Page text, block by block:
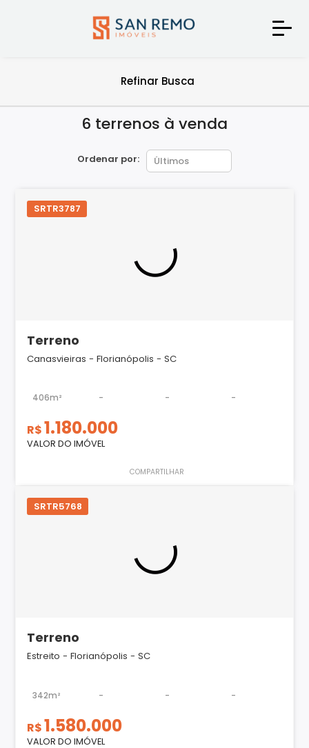
Refinar Busca
6 terrenos à venda
Ordenar por:
SRTR3787
Terreno
Canasvieiras - Florianópolis - SC
406m² - - -
R$1.180.000
VALOR DO IMÓVEL
COMPARTILHAR
SRTR5768
Terreno
Estreito - Florianópolis - SC
342m² - - -
R$1.580.000
VALOR DO IMÓVEL